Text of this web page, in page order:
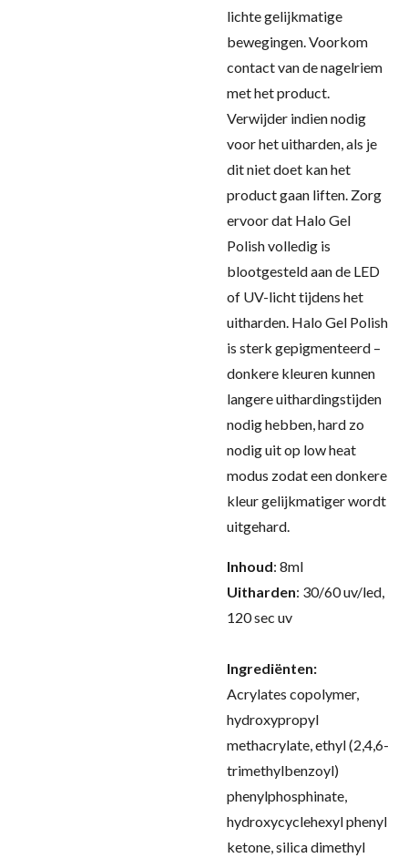
lichte gelijkmatige
bewegingen. Voorkom
contact van de nagelriem
met het product.
Verwijder indien nodig
voor het uitharden, als je
dit niet doet kan het
product gaan liften. Zorg
ervoor dat Halo Gel
Polish volledig is
blootgesteld aan de LED
of UV-licht tijdens het
uitharden. Halo Gel Polish
is sterk gepigmenteerd –
donkere kleuren kunnen
langere uithardingstijden
nodig hebben, hard zo
nodig uit op low heat
modus zodat een donkere
kleur gelijkmatiger wordt
uitgehard.
Inhoud: 8ml
Uitharden: 30/60 uv/led,
120 sec uv
Ingrediënten:
Acrylates copolymer,
hydroxypropyl
methacrylate, ethyl (2,4,6-
trimethylbenzoyl)
phenylphosphinate,
hydroxycyclehexyl phenyl
ketone, silica dimethyl